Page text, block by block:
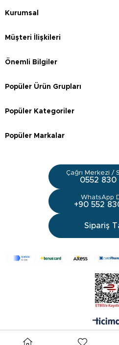
Kurumsal
Müşteri İlişkileri
Önemli Bilgiler
Popüler Ürün Grupları
Popüler Kategoriler
Popüler Markalar
Çağrı Merkezi /
0552 830
WhatsApp
+90 552
Sipariş